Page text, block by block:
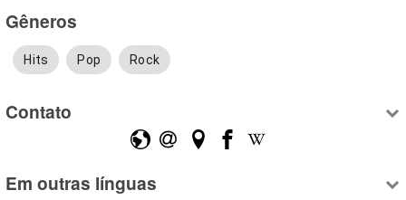
Gêneros
Hits Pop Rock
Contato
Em outras línguas